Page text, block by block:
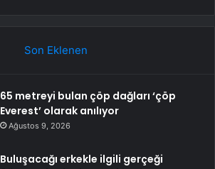
Son Eklenen
65 metreyi bulan çöp dağları ‘çöp
Everest’ olarak anılıyor
Ağustos 9, 2026
Buluşacağı erkekle ilgili gerçeği